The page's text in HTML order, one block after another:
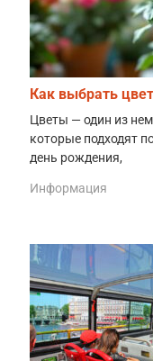
Как выбрать
Цветы — один из
которые подходят
день рождения,
Информация